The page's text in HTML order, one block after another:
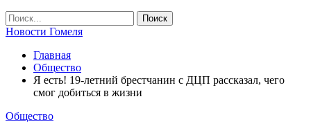
Новости Гомеля
Главная
Общество
Я есть! 19-летний брестчанин с ДЦП рассказал, чего
смог добиться в жизни
Общество